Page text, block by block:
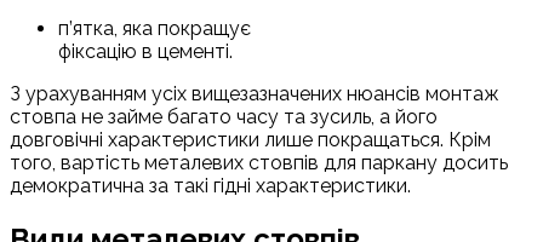
п’ятка, яка покращує
фіксацію в цементі.
З урахуванням усіх вищезазначених нюансів монтаж
стовпа не займе багато часу та зусиль, а його
довговічні характеристики лише покращаться. Крім
того, вартість металевих стовпів для паркану досить
демократична за такі гідні характеристики.